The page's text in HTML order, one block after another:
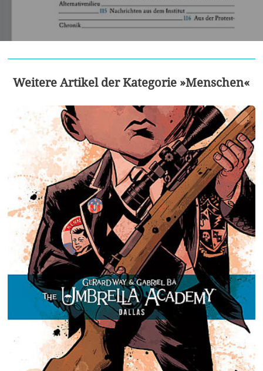
Weitere Artikel der Kategorie »Menschen«